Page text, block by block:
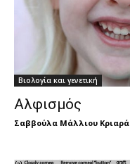
Βιολογία και γενετική
Αλφισμός
Σαββούλα Μάλλιου Κριαρά